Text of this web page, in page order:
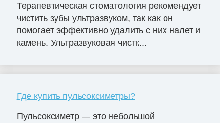
Терапевтическая стоматология рекомендует
чистить зубы ультразвуком, так как он
помогает эффективно удалить с них налет и
камень. Ультразвуковая чистк...
Где купить пульсоксиметры?
Пульсоксиметр — это небольшой